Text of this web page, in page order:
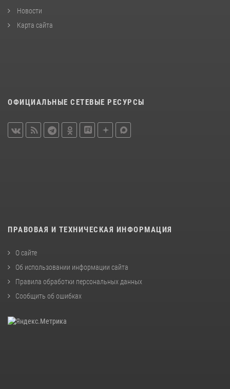
Новости
Карта сайта
ОФИЦИАЛЬНЫЕ СЕТЕВЫЕ РЕСУРСЫ
ПРАВОВАЯ И ТЕХНИЧЕСКАЯ ИНФОРМАЦИЯ
О сайте
Об использовании информации сайта
Правила обработки персональных данных
Сообщить об ошибках